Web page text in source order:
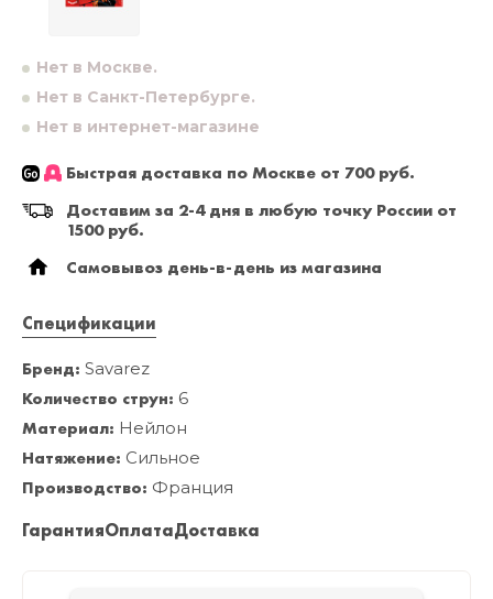
Нет в Москве.
Нет в Санкт-Петербурге.
Нет в интернет-магазине
Быстрая доставка по Москве от 700 руб.
Доставим за 2-4 дня в любую точку России от
1500 руб.
Самовывоз день-в-день из магазина
Спецификации
Бренд: Savarez
Количество струн: 6
Материал: Нейлон
Натяжение: Сильное
Производство: Франция
ГарантияОплатаДоставка